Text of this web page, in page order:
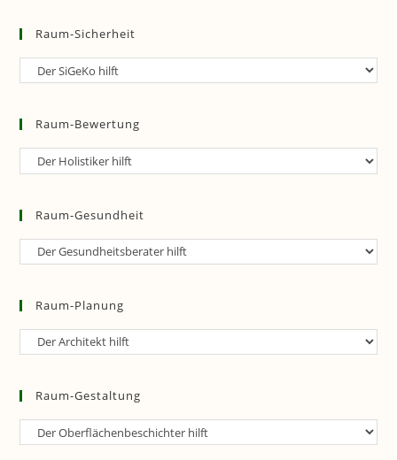
Raum-Sicherheit
Raum-
Raum-Bewertung
Raum-
Raum-Gesundheit
Raum-
Raum-Planung
Raum-
Raum-Gestaltung
Raum-